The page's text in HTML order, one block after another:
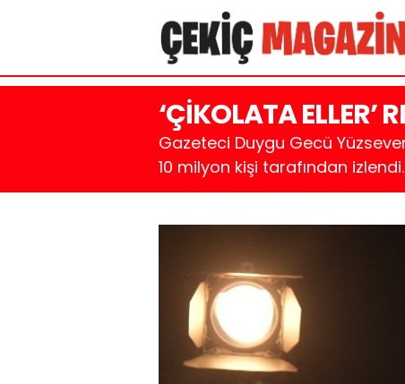
‘ÇİKOLATA ELLER’
Gazeteci Duygu Gecü
10 milyon kişi tarafından izlendi.